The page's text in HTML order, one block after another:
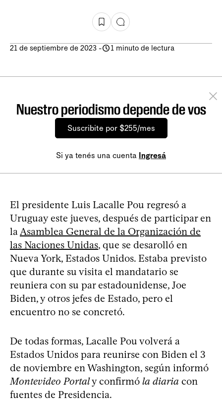
21 de septiembre de 2023 - 1 minuto de lectura
Nuestro periodismo depende de vos
Suscribite por $255/mes
Si ya tenés una cuenta Ingresá
El presidente Luis Lacalle Pou regresó a
Uruguay este jueves, después de participar en
la Asamblea General de la Organización de
las Naciones Unidas, que se desarolló en
Nueva York, Estados Unidos. Estaba previsto
que durante su visita el mandatario se
reuniera con su par estadounidense, Joe
Biden, y otros jefes de Estado, pero el
encuentro no se concretó.
De todas formas, Lacalle Pou volverá a
Estados Unidos para reunirse con Biden el 3
de noviembre en Washington, según informó
Montevideo Portaly confirmó la diaria con
fuentes de Presidencia.